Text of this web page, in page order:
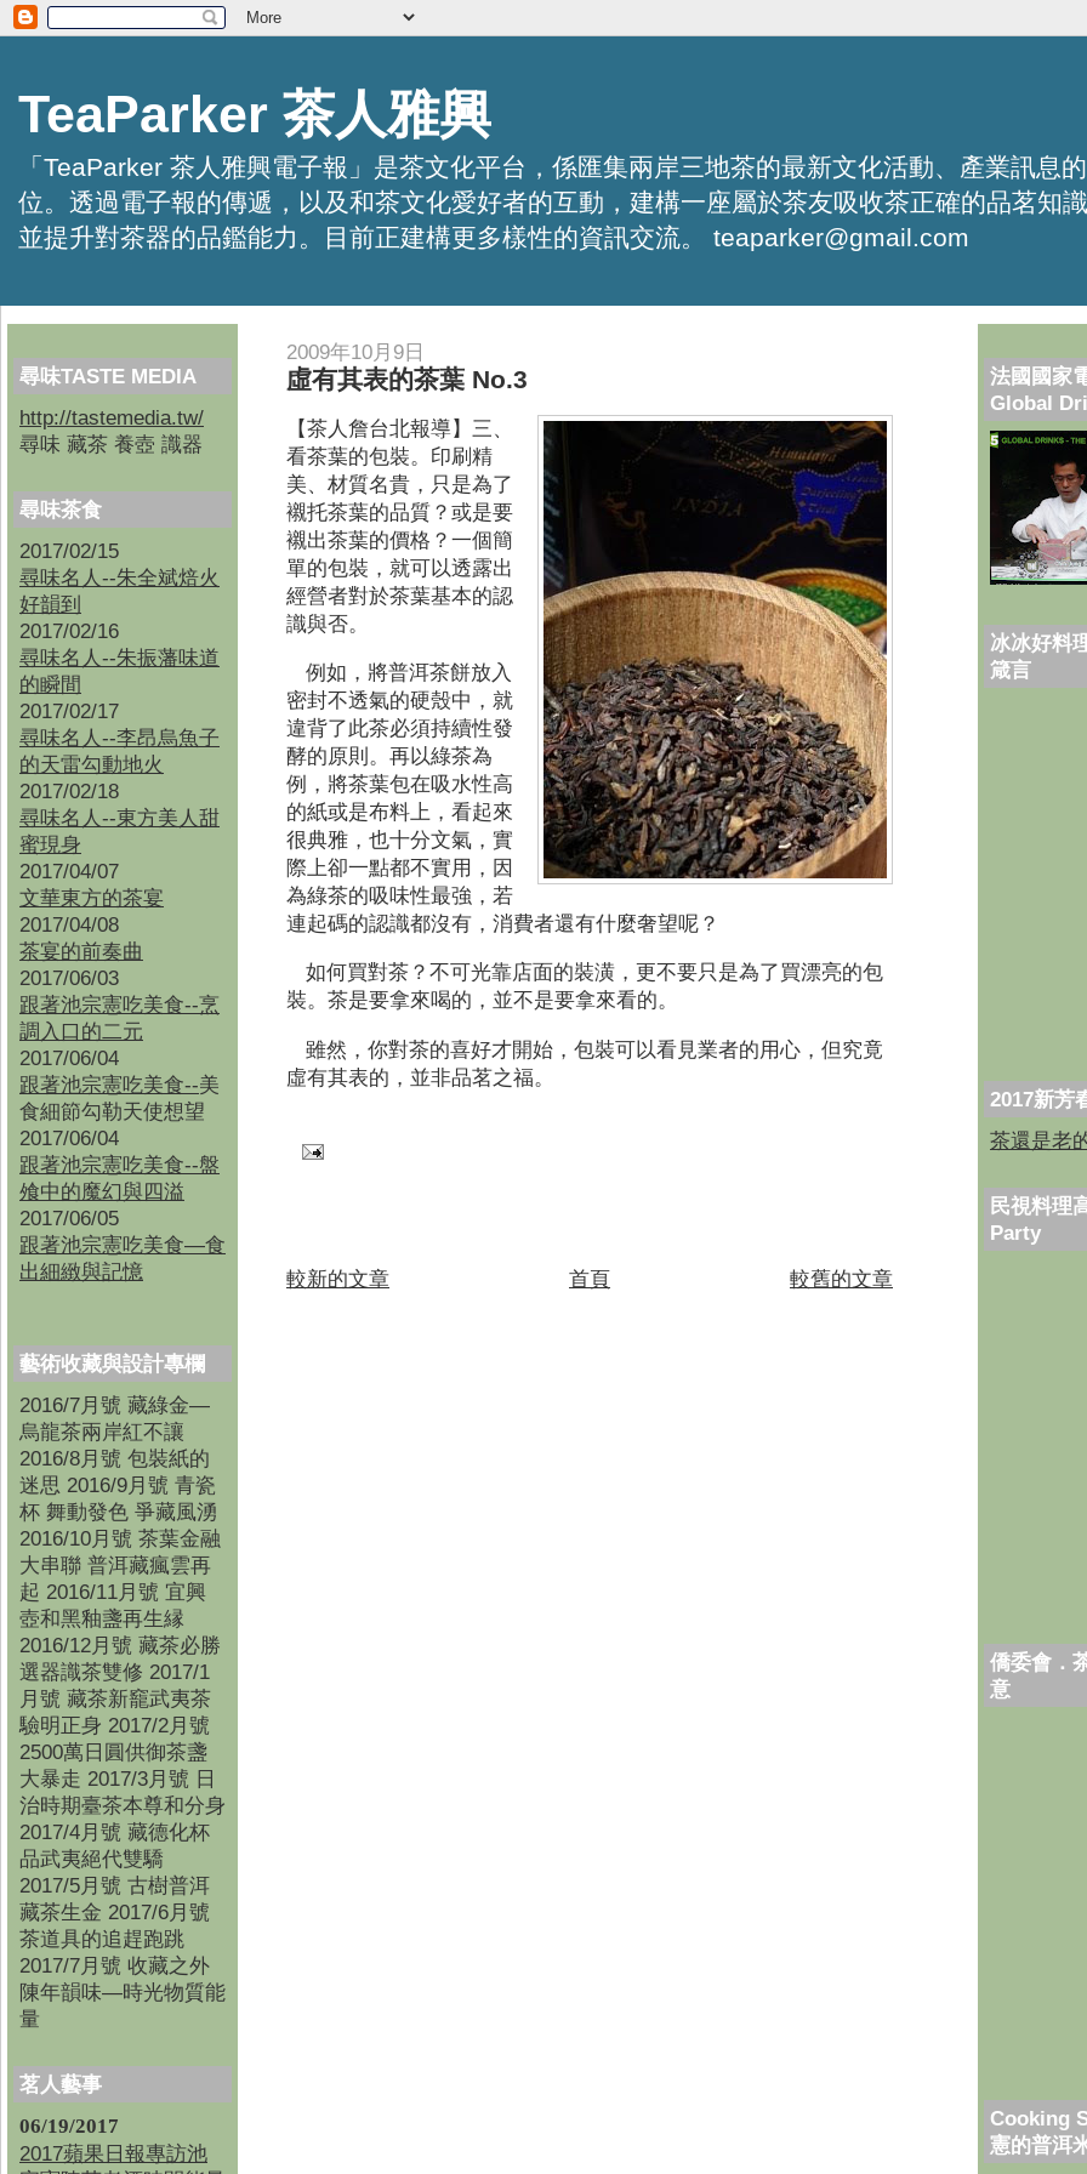
TeaParker 茶人雅興
「TeaParker 茶人雅興電子報」是茶文化平台，係匯集兩岸三地茶的最新文化活動、產業訊息
位。透過電子報的傳遞，以及和茶文化愛好者的互動，建構一座屬於茶友吸收茶正確的品茗知
並提升對茶器的品鑑能力。目前正建構更多樣性的資訊交流。 teaparker@gmail.com
尋味TASTE MEDIA
http://tastemedia.tw/
尋味 藏茶 養壺 識器
尋味茶食
2017/02/15
尋味名人--朱全斌焙火
好韻到
2017/02/16
尋味名人--朱振藩味道
的瞬間
2017/02/17
尋味名人--李昂烏魚子
的天雷勾動地火
2017/02/18
尋味名人--東方美人甜
蜜現身
2017/04/07
文華東方的茶宴
2017/04/08
茶宴的前奏曲
2017/06/03
跟著池宗憲吃美食--烹
調入口的二元
2017/06/04
跟著池宗憲吃美食--美
食細節勾勒天使想望
2017/06/04
跟著池宗憲吃美食--盤
飧中的魔幻與四溢
2017/06/05
跟著池宗憲吃美食—食
出細緻與記憶
藝術收藏與設計專欄
2016/7月號 藏綠金—
烏龍茶兩岸紅不讓
2016/8月號 包裝紙的
迷思 2016/9月號 青瓷
杯 舞動發色 爭藏風湧
2016/10月號 茶葉金融
大串聯 普洱藏瘋雲再
起 2016/11月號 宜興
壺和黑釉盞再生縁
2016/12月號 藏茶必勝
選器識茶雙修 2017/1
月號 藏茶新竉武夷茶
驗明正身 2017/2月號
2500萬日圓供御茶盞
大暴走 2017/3月號 日
治時期臺茶本尊和分身
2017/4月號 藏德化杯
品武夷絕代雙驕
2017/5月號 古樹普洱
藏茶生金 2017/6月號
茶道具的追趕跑跳
2017/7月號 收藏之外
陳年韻味—時光物質能
量
茗人藝事
06/19/2017
2017蘋果日報專訪池
2009年10月9日
虛有其表的茶葉 No.3
【茶人詹台北報導】 三、
看茶葉的包裝。印刷精
美、材質名貴，只是為了
襯托茶葉的品質？或是要
襯出茶葉的價格？一個簡
單的包裝，就可以透露出
經營者對於茶葉基本的認
識與否。
例如，將普洱茶餅放入
密封不透氣的硬殼中，就
違背了此茶必須持續性發
酵的原則。再以綠茶為
例，將茶葉包在吸水性高
的紙或是布料上，看起來
很典雅，也十分文氣，實
際上卻一點都不實用，因
為綠茶的吸味性最強，若
連起碼的認識都沒有，消費者還有什麼奢望呢？
如何買對茶？不可光靠店面的裝潢，更不要只是為了買漂亮的包
裝。茶是要拿來喝的，並不是要拿來看的。
雖然，你對茶的喜好才開始，包裝可以看見業者的用心，但究竟
虛有其表的，並非品茗之福。
較新的文章 較舊的文章
首頁
法國國家
Global
冰冰好料
箴言
2017新芳
茶還是老
民視料理
Party
僑委會．
意
Cooking
憲的普洱